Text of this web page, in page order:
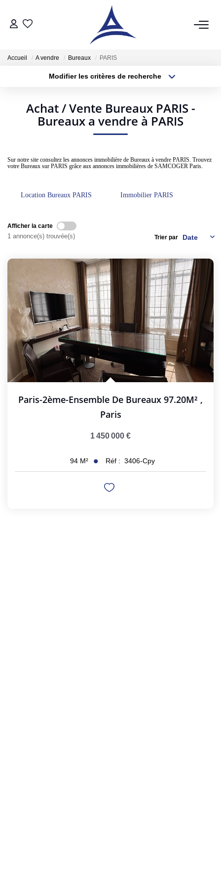
VENTES
Acheter
Vendre
Estimer
LOCATIONS
Notre Service Location
NOS CABINETS
BLOG
EXTRANET
EN
Accueil A vendre Bureaux PARIS
Modifier les critères de recherche
Sélectionnez...
Type de bien
Surface min
Créer une alerte
Achat / Vente Bureaux PARIS -
Bureaux a vendre à PARIS
Sur notre site consultez les annonces immobilière de Bureaux à vendre PARIS. Trouvez
votre Bureaux sur PARIS grâce aux annonces immobilières de SAMCOGER Paris.
Location Bureaux PARIS Immobilier PARIS
Afficher la carte
1 annonce(s) trouvée(s) Trier par
Paris-2ème-Ensemble De Bureaux 97.20M² ,
Paris
1 450 000 €
94 M² Réf : 3406-Cpy